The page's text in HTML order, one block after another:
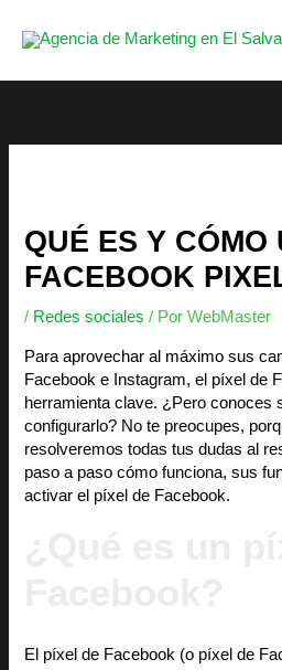
QUÉ ES Y CÓMO
FACEBOOK
/ Redes sociales / PorWebMaster
Para aprovechar al máximo sus
Facebook e Instagram, el píxel de
herramienta clave. ¿Pero conoces
configurarlo? No te preocupes,
resolveremos todas tus dudas al
paso a paso cómo funciona, sus
activar el píxel de Facebook.
El píxel de Facebook (o píxel de